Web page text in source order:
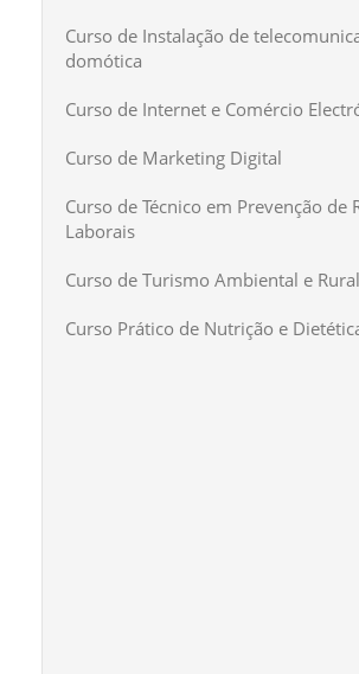
Curso de Instalação de
domótica
Curso de Internet e Comércio
Curso de Marketing Digital
Curso de Técnico em Prevenção de
Laborais
Curso de Turismo Ambiental e Rural
Curso Prático de Nutrição e